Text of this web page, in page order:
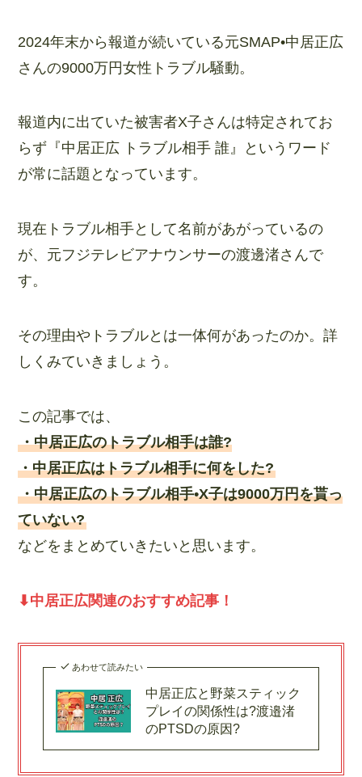
2024年末から報道が続いている元SMAP•中居正広
さんの9000万円女性トラブル騒動。
報道内に出ていた被害者X子さんは特定されてお
らず『中居正広 トラブル相手 誰』というワード
が常に話題となっています。
現在トラブル相手として名前があがっているの
が、元フジテレビアナウンサーの渡邊渚さんで
す。
その理由やトラブルとは一体何があったのか。詳
しくみていきましょう。
この記事では、
・中居正広のトラブル相手は誰?
・中居正広はトラブル相手に何をした?
・中居正広のトラブル相手•X子は9000万円を貰っ
ていない?
などをまとめていきたいと思います。
⬇︎中居正広関連のおすすめ記事！
あわせて読みたい
中居正広と野菜スティック
プレイの関係性は?渡邉渚
のPTSDの原因?